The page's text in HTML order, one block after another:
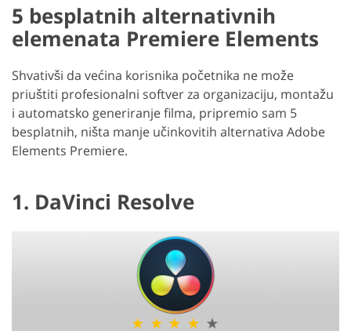
5 besplatnih alternativnih
elemenata Premiere Elements
Shvativši da većina korisnika početnika ne može
priuštiti profesionalni softver za organizaciju, montažu
i automatsko generiranje filma, pripremio sam 5
besplatnih, ništa manje učinkovitih alternativa Adobe
Elements Premiere.
1. DaVinci Resolve